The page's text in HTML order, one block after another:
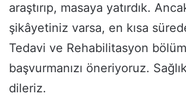
araştırıp, masaya yatırdık.
şikâyetiniz varsa, en kısa
Tedavi ve Rehabilitasyon
başvurmanızı öneriyoruz.
dileriz.